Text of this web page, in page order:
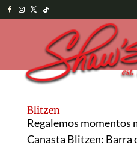
Blitzen
Regalemos momentos
Canasta Blitzen: Barra